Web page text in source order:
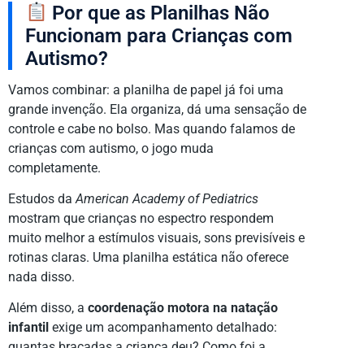
Por que as Planilhas Não
Funcionam para Crianças com
Autismo?
Vamos combinar: a planilha de papel já foi uma
grande invenção. Ela organiza, dá uma sensação de
controle e cabe no bolso. Mas quando falamos de
crianças com autismo, o jogo muda
completamente.
Estudos daAmerican Academy of Pediatrics
mostram que crianças no espectro respondem
muito melhor a estímulos visuais, sons previsíveis e
rotinas claras. Uma planilha estática não oferece
nada disso.
Além disso, a coordenação motora na natação
infantil exige um acompanhamento detalhado: